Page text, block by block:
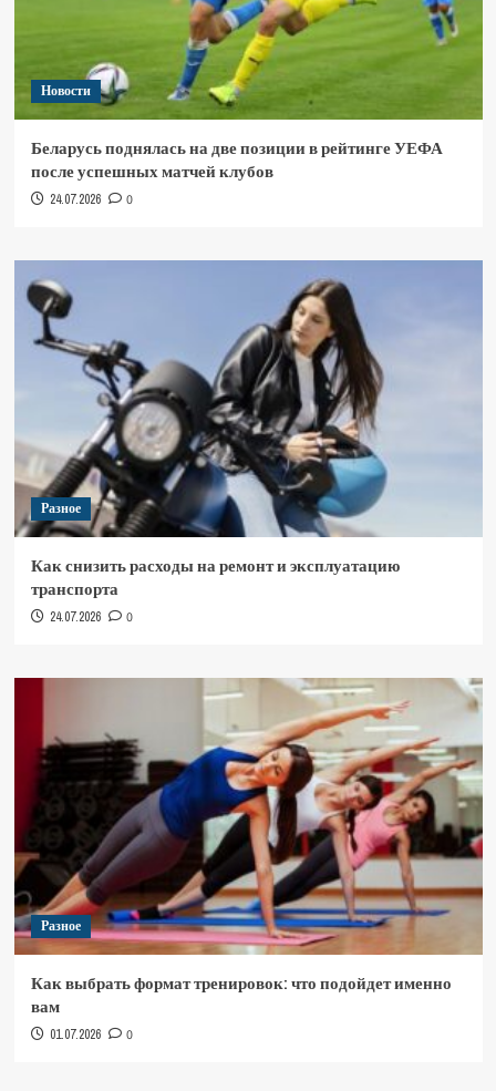
Новости
Беларусь поднялась на две позиции в рейтинге УЕФА
после успешных матчей клубов
24.07.2026 0
Разное
Как снизить расходы на ремонт и эксплуатацию
транспорта
24.07.2026 0
Разное
Как выбрать формат тренировок: что подойдет именно
вам
01.07.2026 0